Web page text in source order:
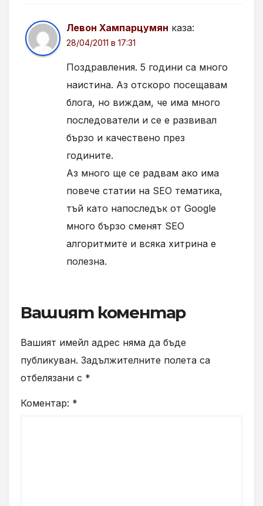
Левон Хампарцумян каза:
28/04/2011 в 17:31
Поздравления. 5 години са много
наистина. Аз отскоро посещавам
блога, но виждам, че има много
последователи и се е развивал
бързо и качествено през
годините.
Аз много ще се радвам ако има
повече статии на SEO тематика,
тъй като напоследък от Google
много бързо сменят SEO
алгоритмите и всяка хитрина е
полезна.
Вашият коментар
Вашият имейл адрес няма да бъде
публикуван. Задължителните полета са
отбелязани с *
Коментар: *